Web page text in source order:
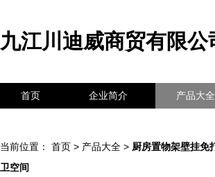
九江川迪威商贸有限公
首页 企业简介 产品大全
当前位置： 首页 > 产品大全 > 厨房置物架壁挂免
卫空间